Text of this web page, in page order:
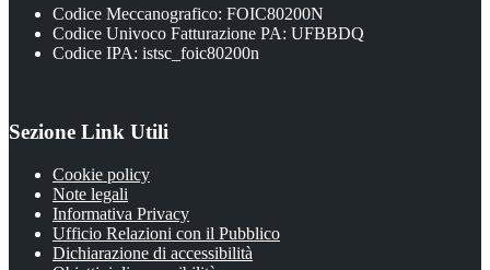
Codice Meccanografico: FOIC80200N
Codice Univoco Fatturazione PA: UFBBDQ
Codice IPA: istsc_foic80200n
Sezione Link Utili
Cookie policy
Note legali
Informativa Privacy
Ufficio Relazioni con il Pubblico
Dichiarazione di accessibilità